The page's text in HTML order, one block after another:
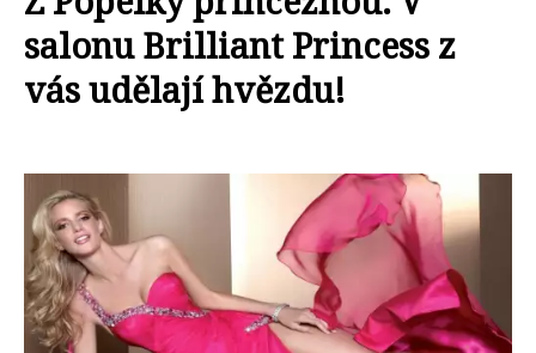
salonu Brilliant Princess z
vás udělají hvězdu!